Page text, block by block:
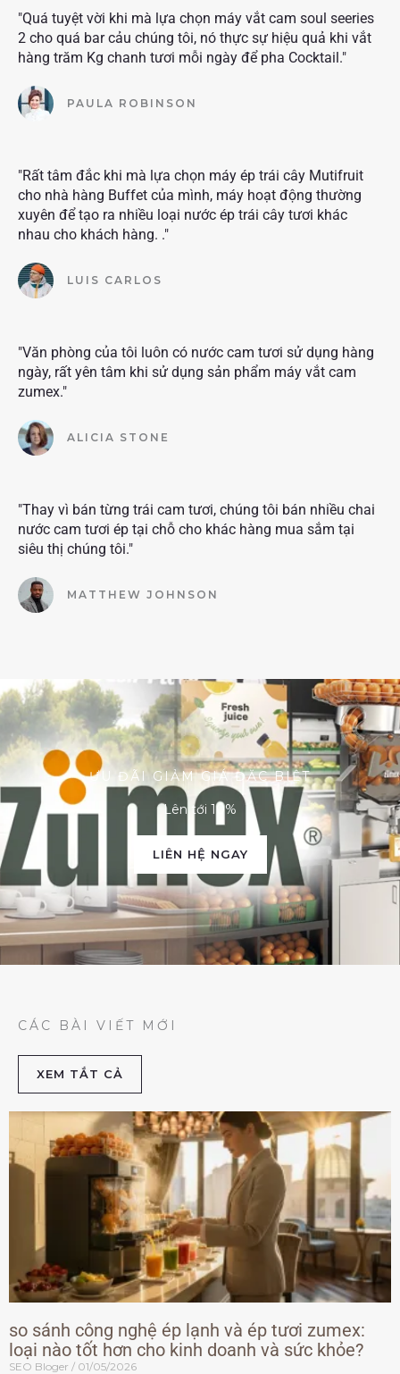
"Quá tuyệt vời khi mà lựa chọn máy vắt cam soul seeries
2 cho quá bar cảu chúng tôi, nó thực sự hiệu quả khi vắt
hàng trăm Kg chanh tươi mỗi ngày để pha Cocktail."
PAULA ROBINSON
"Rất tâm đắc khi mà lựa chọn máy ép trái cây Mutifruit
cho nhà hàng Buffet của mình, máy hoạt động thường
xuyên để tạo ra nhiều loại nước ép trái cây tươi khác
nhau cho khách hàng. ."
LUIS CARLOS
"Văn phòng của tôi luôn có nước cam tươi sử dụng hàng
ngày, rất yên tâm khi sử dụng sản phẩm máy vắt cam
zumex."
ALICIA STONE
"Thay vì bán từng trái cam tươi, chúng tôi bán nhiều chai
nước cam tươi ép tại chỗ cho khác hàng mua sắm tại
siêu thị chúng tôi."
MATTHEW JOHNSON
ƯU ĐÃI GIẢM GIÁ ĐẶC BIỆT
Lên tới 10%
LIÊN HỆ NGAY
CÁC BÀI VIẾT MỚI
XEM TẮT CẢ
so sánh công nghệ ép lạnh và ép tươi zumex:
loại nào tốt hơn cho kinh doanh và sức khỏe?
SEO Bloger 01/05/2026